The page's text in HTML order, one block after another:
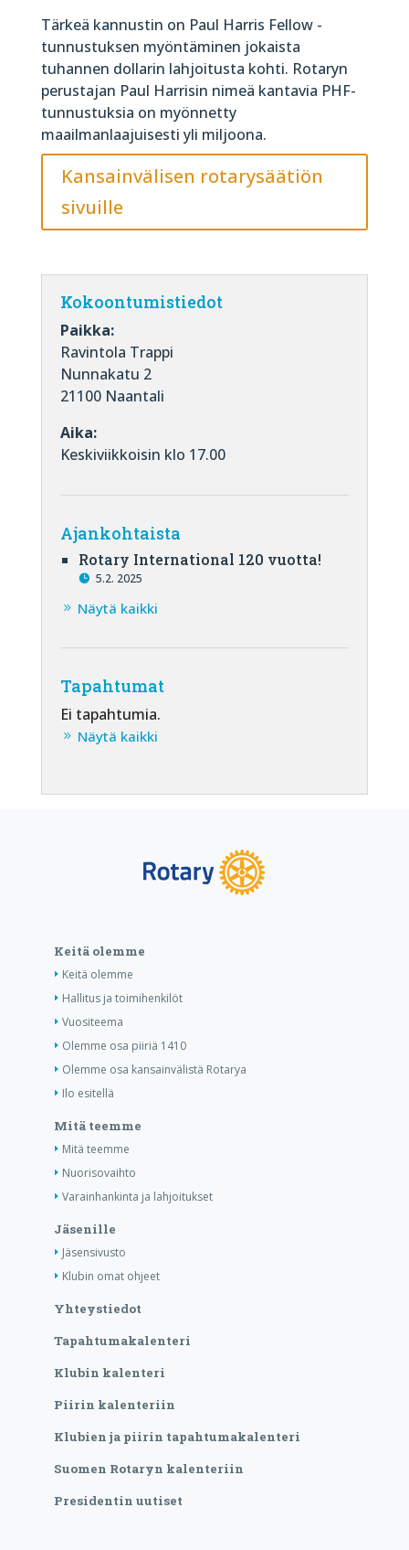
Tärkeä kannustin on Paul Harris Fellow -
tunnustuksen myöntäminen jokaista
tuhannen dollarin lahjoitusta kohti. Rotaryn
perustajan Paul Harrisin nimeä kantavia PHF-
tunnustuksia on myönnetty
maailmanlaajuisesti yli miljoona.
Kansainvälisen rotarysäätiön
sivuille
Kokoontumistiedot
Paikka:
Ravintola Trappi
Nunnakatu 2
21100 Naantali
Aika:
Keskiviikkoisin klo 17.00
Ajankohtaista
Rotary International 120 vuotta!
5.2. 2025
Näytä kaikki
Tapahtumat
Ei tapahtumia.
Näytä kaikki
Keitä olemme
Keitä olemme
Hallitus ja toimihenkilöt
Vuositeema
Olemme osa piiriä 1410
Olemme osa kansainvälistä Rotarya
Ilo esitellä
Mitä teemme
Mitä teemme
Nuorisovaihto
Varainhankinta ja lahjoitukset
Jäsenille
Jäsensivusto
Klubin omat ohjeet
Yhteystiedot
Tapahtumakalenteri
Klubin kalenteri
Piirin kalenteriin
Klubien ja piirin tapahtumakalenteri
Suomen Rotaryn kalenteriin
Presidentin uutiset